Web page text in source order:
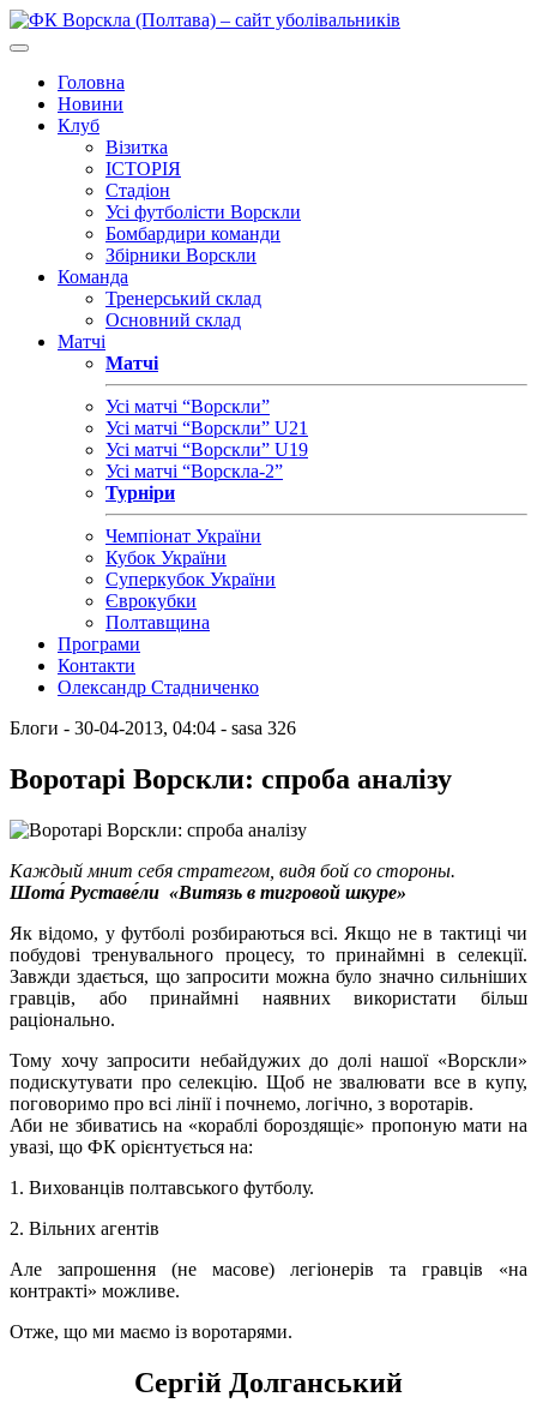
Головна
Новини
Клуб
Візитка
ІСТОРІЯ
Стадіон
Усі футболісти Ворскли
Бомбардири команди
Збірники Ворскли
Команда
Тренерський склад
Основний склад
Матчі
Матчі
Усі матчі “Ворскли”
Усі матчі “Ворскли” U21
Усі матчі “Ворскли” U19
Усі матчі “Ворскла-2”
Турніри
Чемпіонат України
Кубок України
Суперкубок України
Єврокубки
Полтавщина
Програми
Контакти
Олександр Стадниченко
Блоги - 30-04-2013, 04:04 - sasa 326
Воротарі Ворскли: спроба аналізу
Каждый мнит себя стратегом, видя бой со стороны.
Шота́ Руставе́ли «Витязь в тигровой шкуре»
Як відомо, у футболі розбираються всі. Якщо не в тактиці чи
побудові тренувального процесу, то принаймні в селекції.
Завжди здається, що запросити можна було значно сильніших
гравців, або принаймні наявних використати більш
раціонально.
Тому хочу запросити небайдужих до долі нашої «Ворскли»
подискутувати про селекцію. Щоб не звалювати все в купу,
поговоримо про всі лінії і почнемо, логічно, з воротарів.
Аби не збиватись на «кораблі бороздящіє» пропоную мати на
увазі, що ФК орієнтується на:
1. Вихованців полтавського футболу.
2. Вільних агентів
Але запрошення (не масове) легіонерів та гравців «на
контракті» можливе.
Отже, що ми маємо із воротарями.
Сергій Долганський